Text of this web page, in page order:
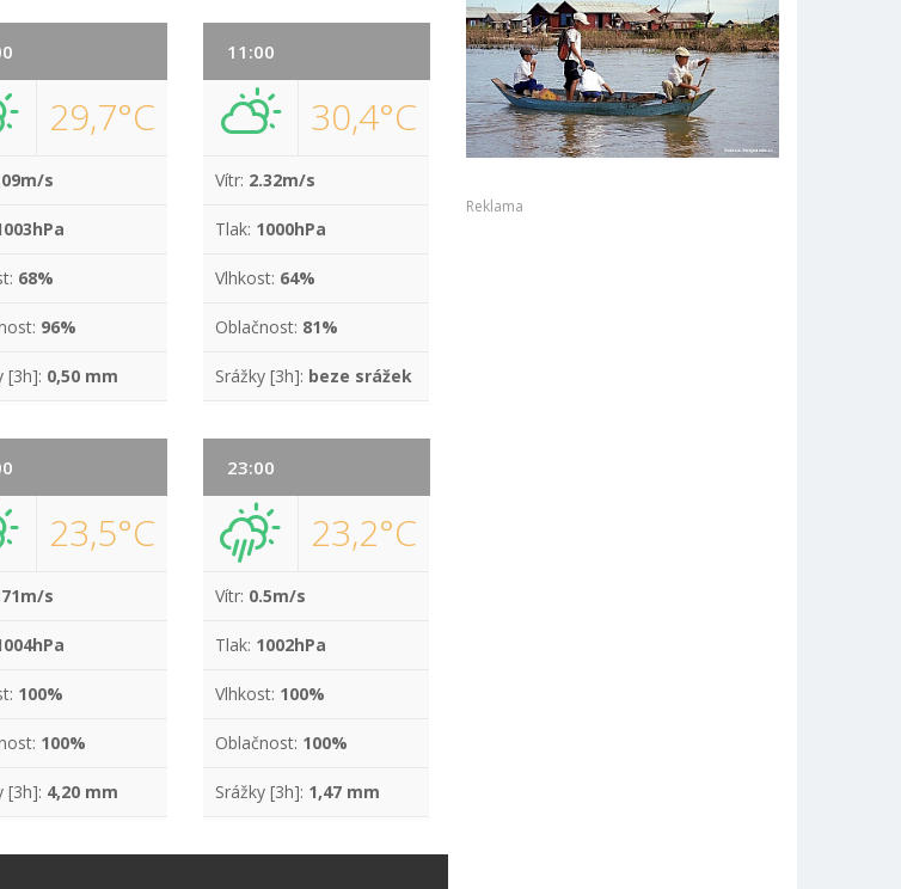
29,7°C
s
68%
96%
[3h]: 0,50 mm
11:00
30,4°C
Vítr: 2.32m/s
Tlak: 1000hPa
Vlhkost: 64%
Oblačnost: 81%
Srážky [3h]: beze srážek
23,5°C
s
100%
100%
[3h]: 4,20 mm
23:00
23,2°C
Vítr: 0.5m/s
Tlak: 1002hPa
Vlhkost: 100%
Oblačnost: 100%
Srážky [3h]: 1,47 mm
Reklama